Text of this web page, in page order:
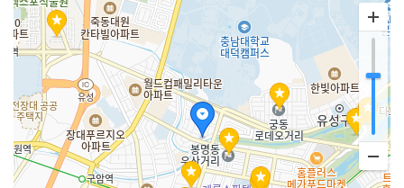
취급 메뉴
양평해장국 / 우거지해장국 / 선지해장국
등
인허가번호 19920240127